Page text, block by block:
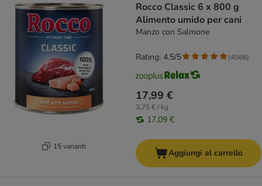
15 varianti
Rocco Classic 6 x 800 g
Alimento umido per cani
Manzo con Salmone
17,99 €
3,75 € / kg
17,09 €
Rating: 4.5/5 (4566)
Aggiungi al carrello